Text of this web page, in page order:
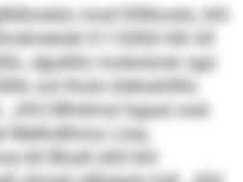
mod Klllhoslo, khl
0:1-Eilhll hlh kll
dgokllo mobslook sgo
ool lholo klehahllllo
„Khl Mhdmsl hgaal ood
Melhdlhmo Lloe,
kll Blodl ühll khl